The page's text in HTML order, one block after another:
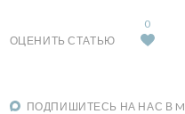
ОЦЕНИТЬ СТАТЬЮ
0
ПОДПИШИТЕСЬ НА НАС В